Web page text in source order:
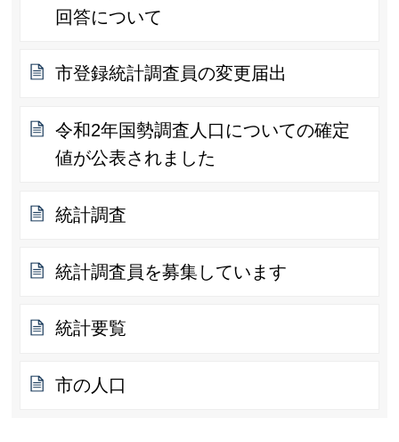
回答について
市登録統計調査員の変更届出
令和2年国勢調査人口についての確定
値が公表されました
統計調査
統計調査員を募集しています
統計要覧
市の人口